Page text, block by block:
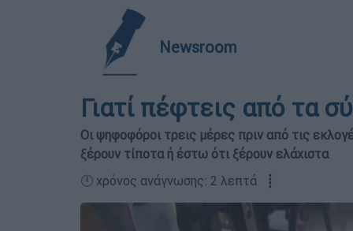
Newsroom
Γιατί πέφτεις από τα
Οι ψηφοφόροι τρεις µέρες πριν από τις
ξέρουν τίποτα ή έστω ότι ξέρουν ελάχιστα
🕛 χρόνος ανάγνωσης: 2 λεπτά ┋